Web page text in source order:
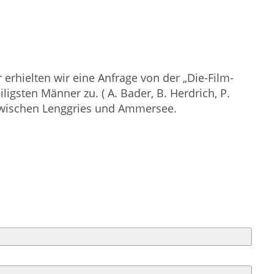
wir eine Anfrage von der „Die-Film-
Männer zu. ( A. Bader, B. Herdrich, P.
Lenggries und Ammersee.